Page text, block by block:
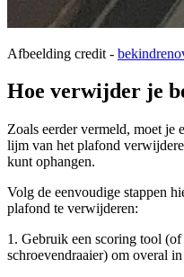
Afbeelding credit -
Hoe verwijder je
Zoals eerder vermeld, moet je
lijm van het plafond
kunt ophangen.
Volg de eenvoudige stappen
plafond te verwijderen:
1. Gebruik een scoring tool
schroevendraaier) om overal